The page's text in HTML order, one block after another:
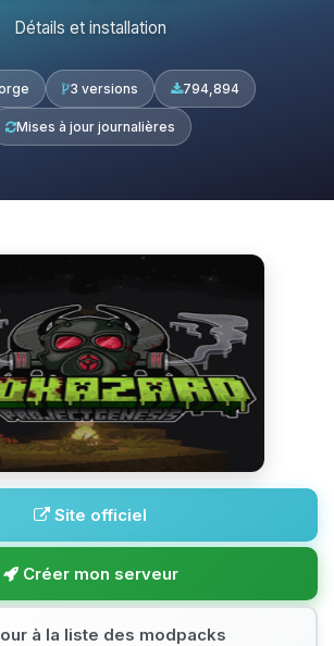
Détails et installation
3 versions 794,894
Mises à jour journalières
Site officiel
Créer mon serveur
à la liste des modpacks